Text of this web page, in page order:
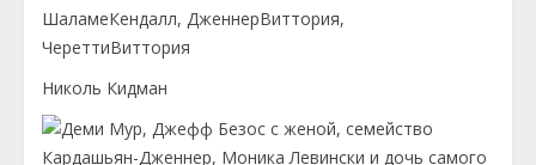
Николь Кидман